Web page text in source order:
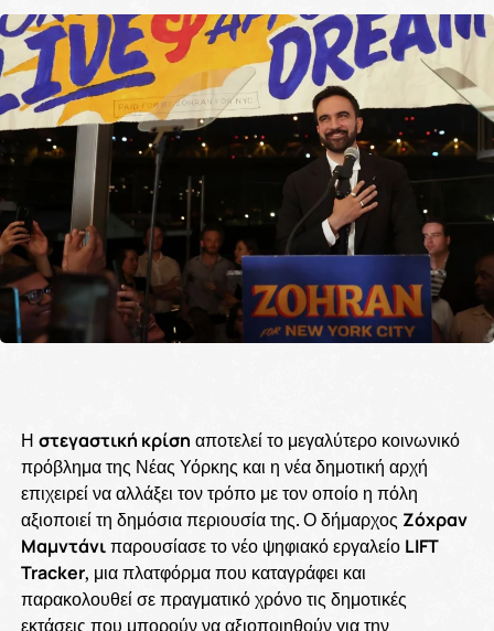
Η στεγαστική κρίση αποτελεί το μεγαλύτερο κοινωνικό
πρόβλημα της Νέας Υόρκης και η νέα δημοτική αρχή
επιχειρεί να αλλάξει τον τρόπο με τον οποίο η πόλη
αξιοποιεί τη δημόσια περιουσία της. Ο δήμαρχος Ζόχραν
Μαμντάνιπαρουσίασε το νέο ψηφιακό εργαλείο LIFT
Tracker, μια πλατφόρμα που καταγράφει και
παρακολουθεί σε πραγματικό χρόνο τις δημοτικές
εκτάσεις που μπορούν να αξιοποιηθούν για την